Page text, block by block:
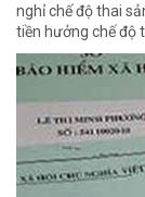
nghỉ chế độ thai
tiền hưởng chế độ